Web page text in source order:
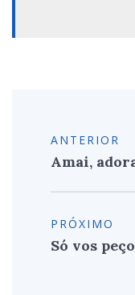
ANTERIOR
Amai,
PRÓXIMO
Só vos